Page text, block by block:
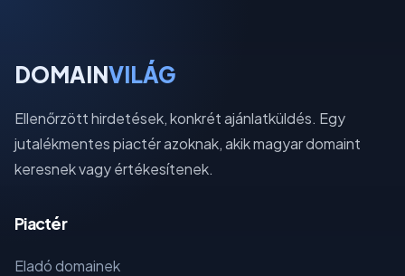
DOMAINVILÁG
Ellenőrzött hirdetések, konkrét ajánlatküldés. Egy
jutalékmentes piactér azoknak, akik magyar domaint
keresnek vagy értékesítenek.
Piactér
Eladó domainek